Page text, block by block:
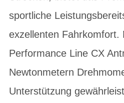
sportliche
exzellenten Fahrkomfort.
Performance Line CX
Newtonmetern
Unterstützung